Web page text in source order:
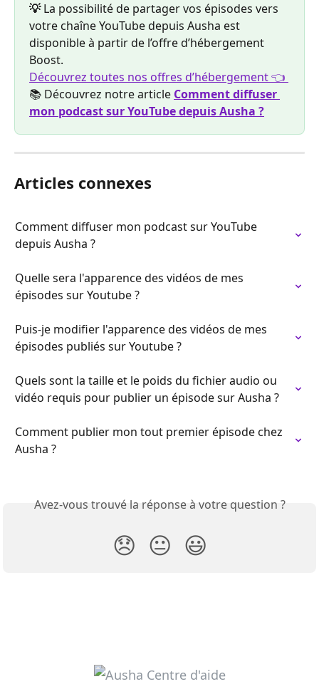
💡 La possibilité de partager vos épisodes vers
votre chaîne YouTube depuis Ausha est
disponible à partir de l’offre d’hébergement
Boost.
Découvrez toutes nos offres d’hébergement 👈
📚 Découvrez notre article Comment diffuser
mon podcast sur YouTube depuis Ausha ?
Articles connexes
Comment diffuser mon podcast sur YouTube
depuis Ausha ?
Quelle sera l'apparence des vidéos de mes
épisodes sur Youtube ?
Puis-je modifier l'apparence des vidéos de mes
épisodes publiés sur Youtube ?
Quels sont la taille et le poids du fichier audio ou
vidéo requis pour publier un épisode sur Ausha ?
Comment publier mon tout premier épisode chez
Ausha ?
Avez-vous trouvé la réponse à votre question ?
😞 😐 😃